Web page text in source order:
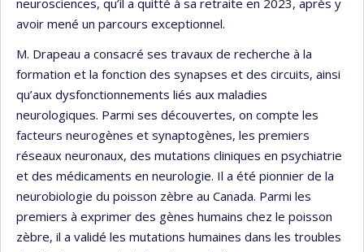
avoir mené un parcours exceptionnel.
M. Drapeau a consacré ses travaux de recherche à la
formation et la fonction des synapses et des circuits, ainsi
qu’aux dysfonctionnements liés aux maladies
neurologiques. Parmi ses découvertes, on compte les
facteurs neurogènes et synaptogènes, les premiers
réseaux neuronaux, des mutations cliniques en psychiatrie
et des médicaments en neurologie. Il a été pionnier de la
neurobiologie du poisson zèbre au Canada. Parmi les
premiers à exprimer des gènes humains chez le poisson
zèbre, il a validé les mutations humaines dans les troubles